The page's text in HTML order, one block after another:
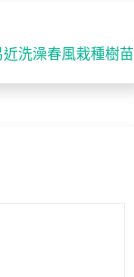
洗澡春風栽種樹苗